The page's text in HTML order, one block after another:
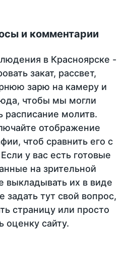
и комментарии
в Красноярске -
закат, рассвет,
зарю на камеру и
чтобы мы могли
расписание молитв.
отображение
чтоб сравнить его с
у вас есть готовые
на зрительной
выкладывать их в виде
тут свой вопрос,
страницу или просто
оценку сайту.